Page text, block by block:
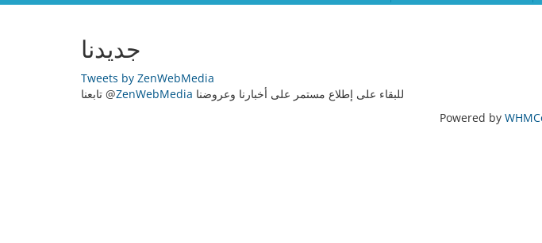
جديدنا
Tweets by ZenWebMedia
تابعنا @ZenWebMedia للبقاء على إطلاع مستمر على أخبارنا وعروضنا
Powered by